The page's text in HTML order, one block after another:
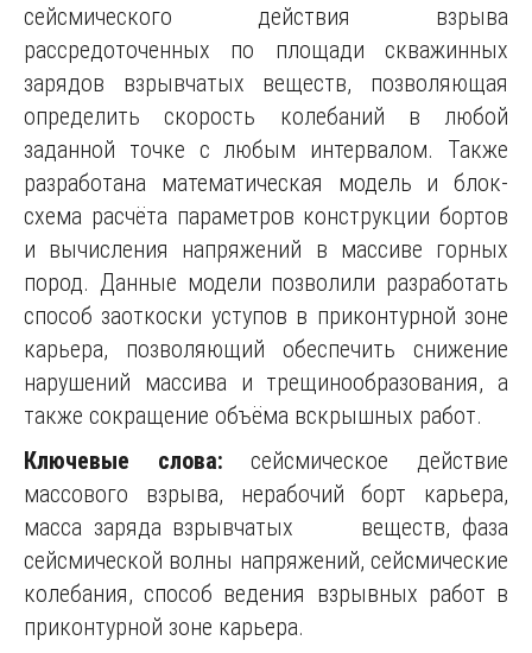
сейсмического действия взрыва
рассредоточенных по площади скважинных
зарядов взрывчатых веществ, позволяющая
определить скорость колебаний в любой
заданной точке с любым интервалом. Также
разработана математическая модель и блок-
схема расчёта параметров конструкции бортов
и вычисления напряжений в массиве горных
пород. Данные модели позволили разработать
способ заоткоски уступов в приконтурной зоне
карьера, позволяющий обеспечить снижение
нарушений массива и трещинообразования, а
также сокращение объёма вскрышных работ.
Ключевые слова: сейсмическое действие
массового взрыва, нерабочий борт карьера,
масса заряда взрывчатых веществ, фаза
сейсмической волны напряжений, сейсмические
колебания, способ ведения взрывных работ в
приконтурной зоне карьера.